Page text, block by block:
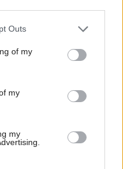
one or more Google
You may click to
its third-party tags to
in below Google
Outs
of my
my
my
Majitelia zbúrali
z filmov svojského